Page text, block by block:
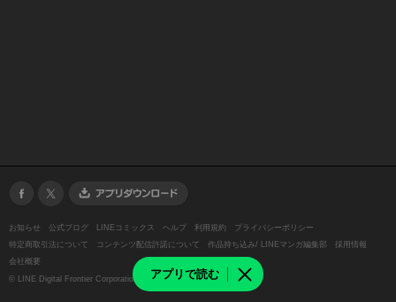
アプリで読む
お知らせ 公式ブログ LINEコミックス ヘルプ 利用規約
プライバシーポリシー
特定商取引法について
コンテンツ配信許諾について 作品持ち込み/ LINEマンガ編集部
採用情報
会社概要
© LINE Digital Frontier Corporation